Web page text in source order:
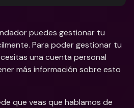
puedes gestionar tu
Para poder gestionar tu
una cuenta personal